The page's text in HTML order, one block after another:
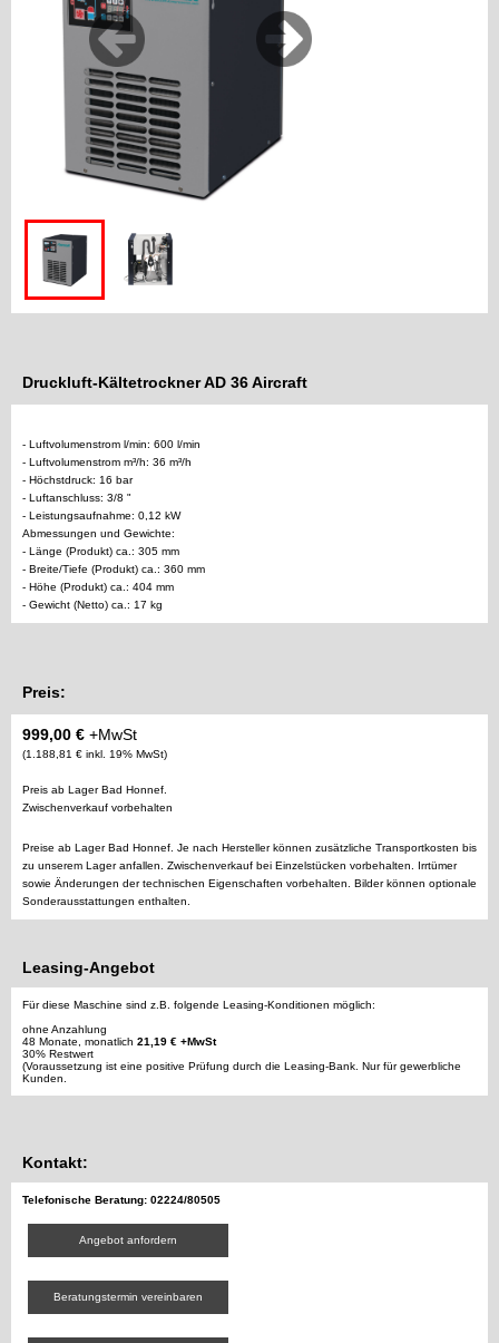
Druckluft-Kältetrockner AD 36 Aircraft
- Luftvolumenstrom l/min: 600 l/min
- Luftvolumenstrom m³/h: 36 m³/h
- Höchstdruck: 16 bar
- Luftanschluss: 3/8 "
- Leistungsaufnahme: 0,12 kW
Abmessungen und Gewichte:
- Länge (Produkt) ca.: 305 mm
- Breite/Tiefe (Produkt) ca.: 360 mm
- Höhe (Produkt) ca.: 404 mm
- Gewicht (Netto) ca.: 17 kg
Preis:
999,00 € +MwSt
(1.188,81 € inkl. 19% MwSt)
Preis ab Lager Bad Honnef.
Zwischenverkauf vorbehalten
Preise ab Lager Bad Honnef. Je nach Hersteller können zusätzliche Transportkosten bis
zu unserem Lager anfallen. Zwischenverkauf bei Einzelstücken vorbehalten. Irrtümer
sowie Änderungen der technischen Eigenschaften vorbehalten. Bilder können optionale
Sonderausstattungen enthalten.
Leasing-Angebot
Für diese Maschine sind z.B. folgende Leasing-Konditionen möglich:
ohne Anzahlung
48 Monate, monatlich 21,19 € +MwSt
30% Restwert
(Voraussetzung ist eine positive Prüfung durch die Leasing-Bank. Nur für gewerbliche
Kunden.
Kontakt:
Telefonische Beratung: 02224/80505
Angebot anfordern
Beratungstermin vereinbaren